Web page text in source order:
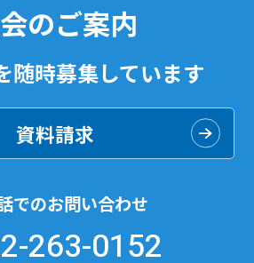
のご案内
随時募集しています
資料請求
でのお問い合わせ
263-0152